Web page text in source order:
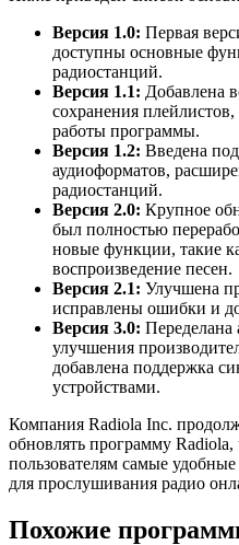
Версия 1.0: Первая
доступны основные
радиостанций.
Версия 1.1: Добавлена
сохранения
работы программы.
Версия 1.2: Введена
аудиоформатов,
радиостанций.
Версия 2.0: Крупное
был полностью
новые функции, такие
воспроизведение песен.
Версия 2.1: Улучшена
исправлены ошибки и
Версия 3.0: Переделана
улучшения
добавлена поддержка
устройствами.
Компания Radiola Inc.
обновлять программу Radiola,
пользователям самые
для прослушивания радио
Похожие